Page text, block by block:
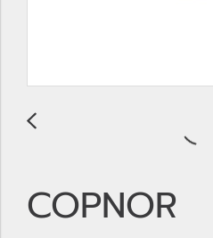
COPNOR